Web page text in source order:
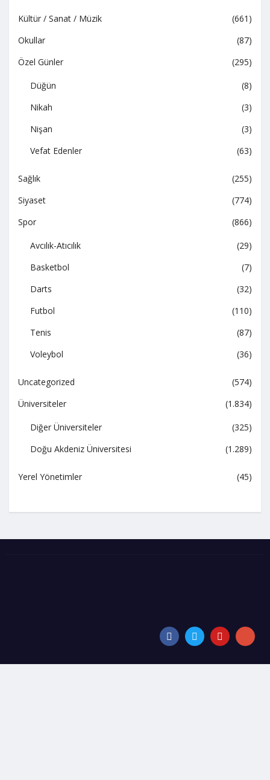
Kültür / Sanat / Müzik
(661)
Okullar
(87)
Özel Günler
(295)
Düğün
(8)
Nikah
(3)
Nişan
(3)
Vefat Edenler
(63)
Sağlık
(255)
Siyaset
(774)
Spor
(866)
Avcılık-Atıcılık
(29)
Basketbol
(7)
Darts
(32)
Futbol
(110)
Tenis
(87)
Voleybol
(36)
Uncategorized
(574)
Üniversiteler
(1.834)
Diğer Üniversiteler
(325)
Doğu Akdeniz Üniversitesi
(1.289)
Yerel Yönetimler (45)